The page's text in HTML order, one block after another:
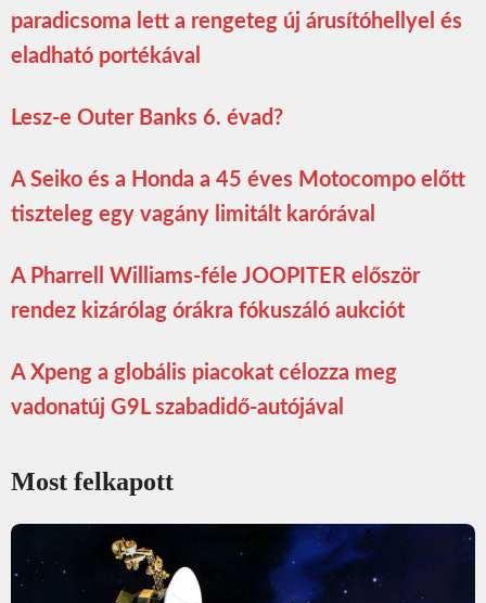
paradicsoma lett a rengeteg új árusítóhellyel és
eladható portékával
Lesz-e Outer Banks 6. évad?
A Seiko és a Honda a 45 éves Motocompo előtt
tiszteleg egy vagány limitált karórával
A Pharrell Williams-féle JOOPITER először
rendez kizárólag órákra fókuszáló aukciót
A Xpeng a globális piacokat célozza meg
vadonatúj G9L szabadidő-autójával
Most felkapott